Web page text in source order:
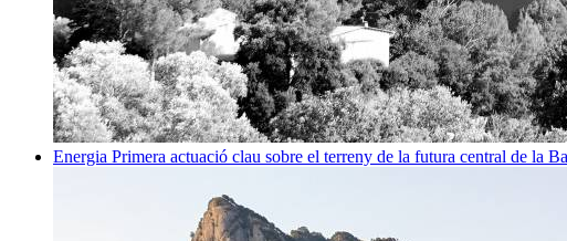
Energia Primera actuació clau sobre el terreny de la futura central de la